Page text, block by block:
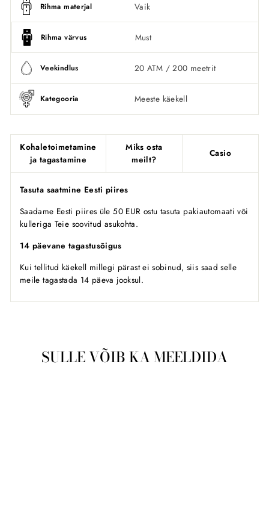
Rihma materjal Vaik
Rihma värvus Must
Veekindlus 20 ATM / 200 meetrit
Kategooria Meeste käekell
Kohaletoimetamine
ja tagastamine
Miks osta
meilt?
Casio
Tasuta saatmine Eesti piires
Saadame Eesti piires üle 50 EUR ostu tasuta pakiautomaati või
kulleriga Teie soovitud asukohta.
14 päevane tagastusõigus
Kui tellitud käekell millegi pärast ei sobinud, siis saad selle
meile tagastada 14 päeva jooksul.
SULLE VÕIB KA MEELDIDA